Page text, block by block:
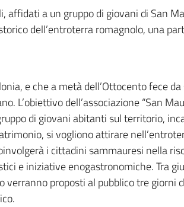
a un gruppo di giovani di San
dell’entroterra romagnolo, una
e che a metà dell’Ottocento fece
L’obiettivo dell’associazione “San
di giovani abitanti sul territorio,
si vogliono attirare
i cittadini sammauresi nella
e iniziative enogastronomiche. Tra
verranno proposti al pubblico tre giorni